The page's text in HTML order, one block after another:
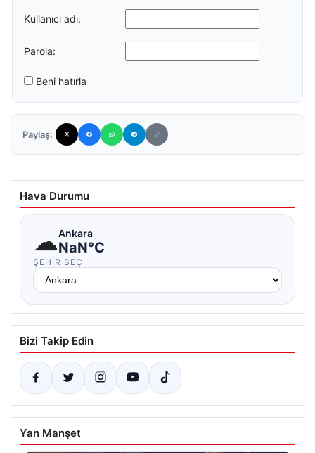
Kullanıcı adı:
Parola:
Beni hatırla
Paylaş:
Hava Durumu
☁Ankara
NaN°C
ŞEHIR SEÇ
Bizi Takip Edin
Yan Manşet